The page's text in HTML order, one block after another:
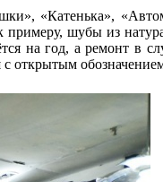
«Катенька»,
шубы из
на год, а ремонт в
с открытым